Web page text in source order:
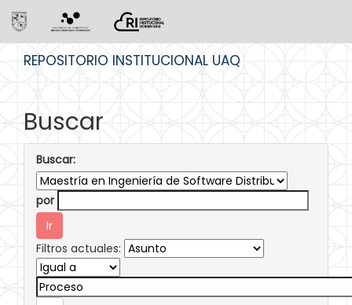
REPOSITORIO INSTITUCIONAL UAQ
Buscar
Buscar:
por
Filtros actuales: